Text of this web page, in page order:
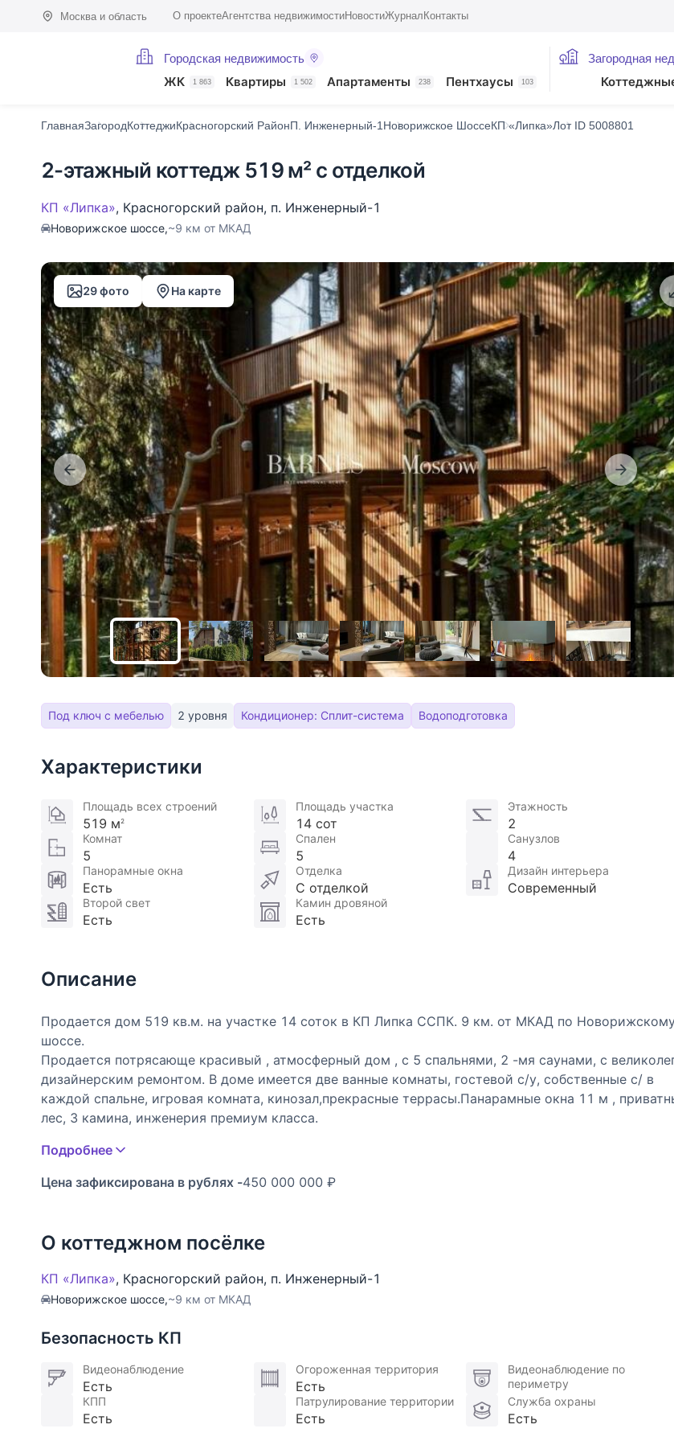
Москва и область О проектеАгентства недвижимостиНовостиЖурнал Контакты
Городская недвижимость
ЖК 1 863 Квартиры 1 502 Апартаменты 238 Пентхаусы 103
Загородная
ГлавнаяЗагородКоттеджиКрасногорский РайонП. Инженерный-1 Новорижское ШоссеКП «Липка»Лот ID 5008801
2-этажный коттедж 519 м² с отделкой
КП «Липка», Красногорский район, п. Инженерный-1
Новорижское шоссе,~9 км от МКАД
29 фото На карте
Под ключ с мебелью 2 уровня Кондиционер: Сплит-система Водоподготовка
Характеристики
Площадь всех строений
519 м 2
Площадь участка
14 сот
Этажность
2
Комнат
5
Спален
5
Санузлов
4
Панорамные окна
Есть
Отделка
С отделкой
Дизайн интерьера
Современный
Второй свет
Есть
Камин дровяной
Есть
Описание
Продается дом 519 кв.м. на участке 14 соток в КП Липка ССПК. 9 км. от МКАД по
шоссе.
Продается потрясающе красивый , атмосферный дом , с 5 спальнями, 2 -мя саунами, с
дизайнерским ремонтом. В доме имеется две ванные комнаты, гостевой с/у, собственные с/ в
каждой спальне, игровая комната, кинозал,прекрасные террасы.Панарамные окна 11 м ,
лес, 3 камина, инженерия премиум класса.
стилб, натуральные материалы,Полная приватность, из дома видно только сосны,ни одного
Пространство наполнено светом, воздухом и спокойствием.
спальня с камином ;
собственная СПА комната;
ванная с верхним светом;
гардеробная.
ОБЩИЕ ЗОНЫ
двусветная гостинная с панарамой 11 м;
две гостинные с каминами;
кухня-гостинная-столовая;
библиотека;
спортивный зал
ПРИВАТНЫЕ КОМНАТЫ:
Подробнее
Цена зафиксирована в рублях -450 000 000 ₽
О коттеджном посёлке
КП «Липка», Красногорский район, п. Инженерный-1
Новорижское шоссе,~9 км от МКАД
Безопасность КП
Видеонаблюдение
Есть
Огороженная территория
Есть
Видеонаблюдение по
периметру
КПП
Есть
Патрулирование территории
Есть
Служба охраны
Есть
ХарактеристикиОписаниеО поселкеНа карте